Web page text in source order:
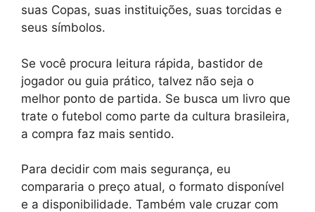
suas Copas, suas instituições, suas torcidas e
seus símbolos.
Se você procura leitura rápida, bastidor de
jogador ou guia prático, talvez não seja o
melhor ponto de partida. Se busca um livro que
trate o futebol como parte da cultura brasileira,
a compra faz mais sentido.
Para decidir com mais segurança, eu
compararia o preço atual, o formato disponível
e a disponibilidade. Também vale cruzar com